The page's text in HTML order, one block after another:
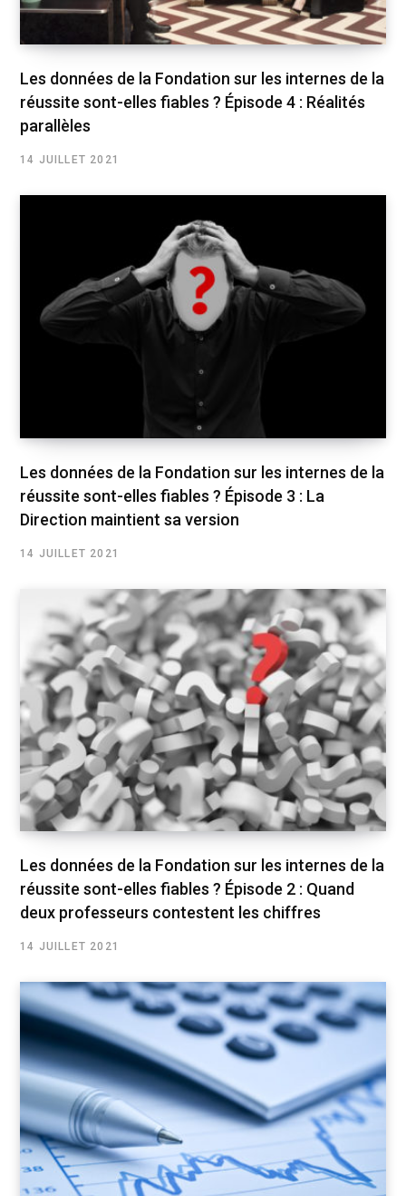
Les données de la Fondation sur les internes de la
réussite sont-elles fiables ? Épisode 4 : Réalités
parallèles
14 JUILLET 2021
Les données de la Fondation sur les internes de la
réussite sont-elles fiables ? Épisode 3 : La
Direction maintient sa version
14 JUILLET 2021
Les données de la Fondation sur les internes de la
réussite sont-elles fiables ? Épisode 2 : Quand
deux professeurs contestent les chiffres
14 JUILLET 2021